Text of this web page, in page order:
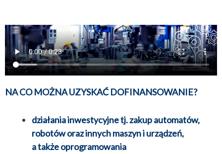
NA CO MOŻNA UZYSKAĆ DOFINANSOWANIE?
działania inwestycyjne tj. zakup automatów,
robotów oraz innych maszyn i urządzeń,
a także oprogramowania